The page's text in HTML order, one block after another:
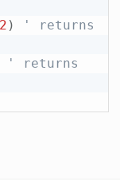
2 )
' returns
' returns